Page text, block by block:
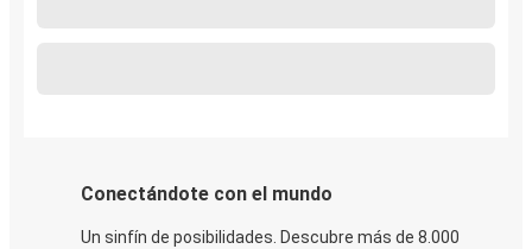
Conectándote con el mundo
Un sinfín de posibilidades. Descubre más de 8.000